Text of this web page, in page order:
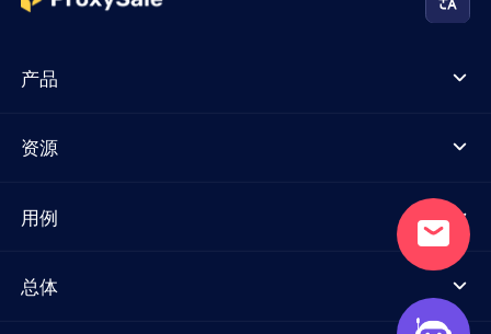
产品
资源
用例
总体